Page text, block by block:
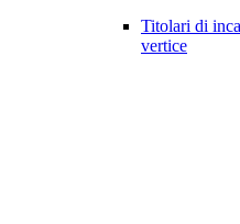
Titolari di
vertice